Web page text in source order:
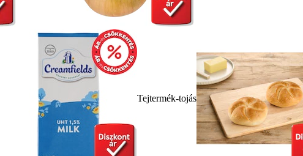
Tejtermék-tojás